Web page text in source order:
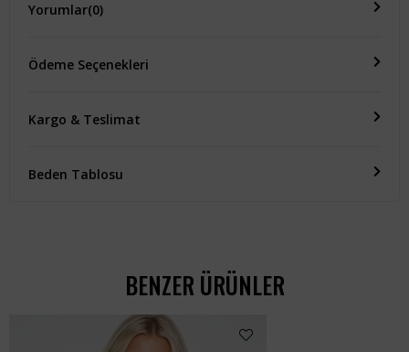
Yorumlar(0)
Ödeme Seçenekleri
Kargo & Teslimat
Beden Tablosu
BENZER ÜRÜNLER